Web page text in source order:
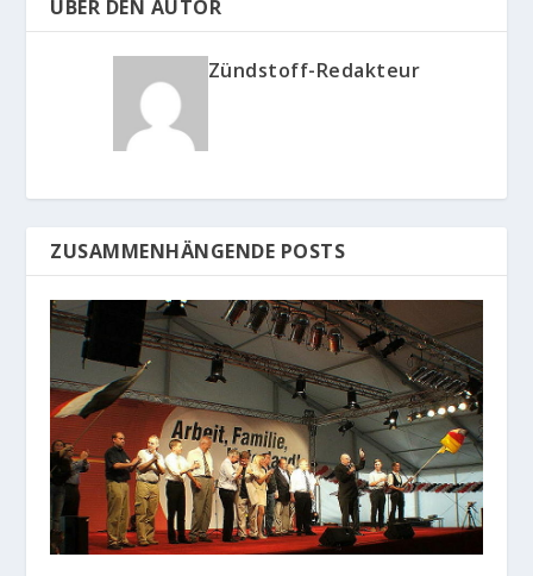
ÜBER DEN AUTOR
Zündstoff-Redakteur
ZUSAMMENHÄNGENDE POSTS